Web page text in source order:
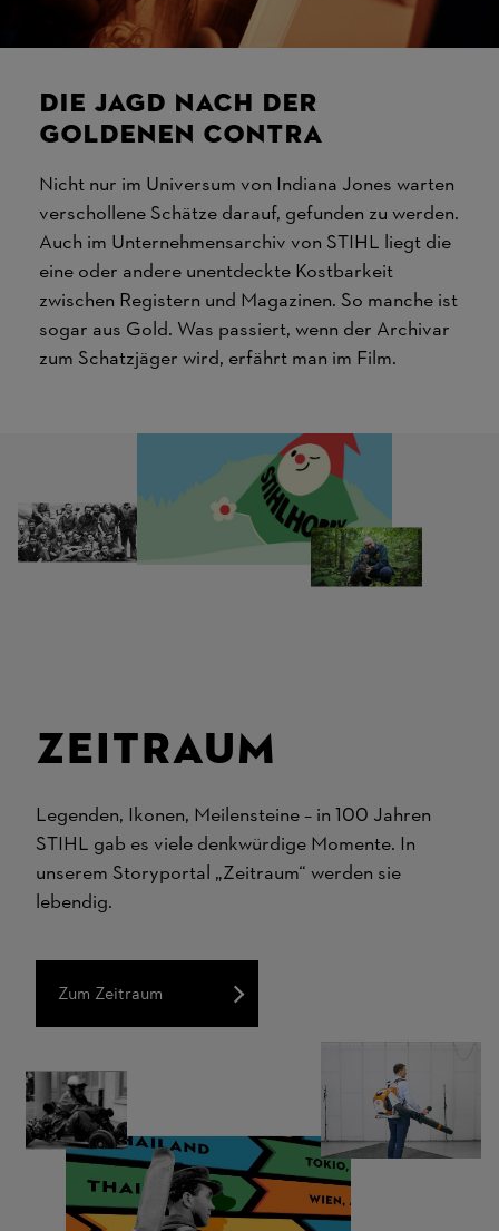
Die Jagd nach der
Goldenen Contra
Nicht nur im Universum von Indiana Jones warten
verschollene Schätze darauf, gefunden zu werden.
Auch im Unternehmensarchiv von STIHL liegt die
eine oder andere unentdeckte Kostbarkeit
zwischen Registern und Magazinen. So manche ist
sogar aus Gold. Was passiert, wenn der Archivar
zum Schatzjäger wird, erfährt man im Film.
Zeitraum
Legenden, Ikonen, Meilensteine – in 100 Jahren
STIHL gab es viele denkwürdige Momente. In
unserem Storyportal „Zeitraum“ werden sie
lebendig.
Zum Zeitraum